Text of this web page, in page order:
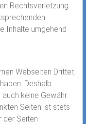
Rechtsverletzung
Inhalte umgehend
Webseiten Dritter,
Deshalb
keine Gewähr
Seiten ist stets
der Seiten